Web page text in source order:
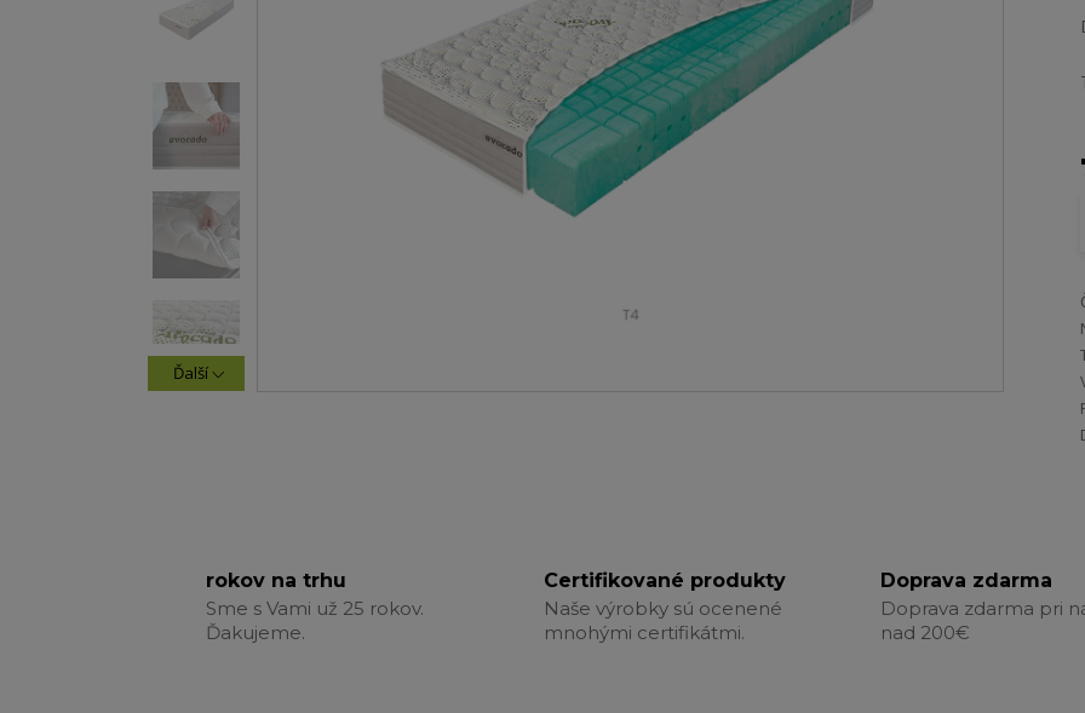
Ďalší
rokov na trhu
Sme s Vami už 25 rokov.
Ďakujeme.
Certifikované produkty
Naše výrobky sú ocenené
mnohými certifikátmi.
Doprava zdarma
Doprava zdarma pri
nad 200€